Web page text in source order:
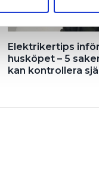
Elektrikertips inför
husköpet – 5
kan kontrollera